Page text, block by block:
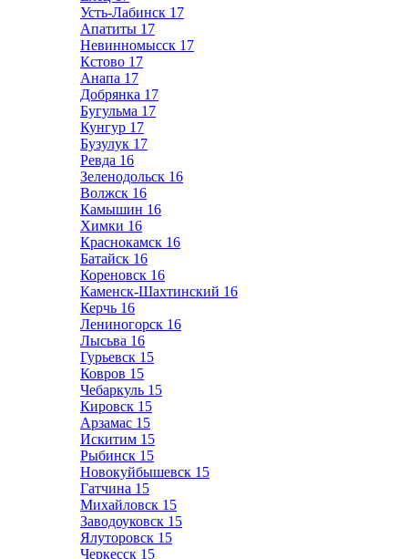
Усть-Лабинск 17
Апатиты 17
Невинномысск 17
Кстово 17
Анапа 17
Добрянка 17
Бугульма 17
Кунгур 17
Бузулук 17
Ревда 16
Зеленодольск 16
Волжск 16
Камышин 16
Химки 16
Краснокамск 16
Батайск 16
Кореновск 16
Каменск-Шахтинский 16
Керчь 16
Лениногорск 16
Лысьва 16
Гурьевск 15
Ковров 15
Чебаркуль 15
Кировск 15
Арзамас 15
Искитим 15
Рыбинск 15
Новокуйбышевск 15
Гатчина 15
Михайловск 15
Заводоуковск 15
Ялуторовск 15
Черкесск 15